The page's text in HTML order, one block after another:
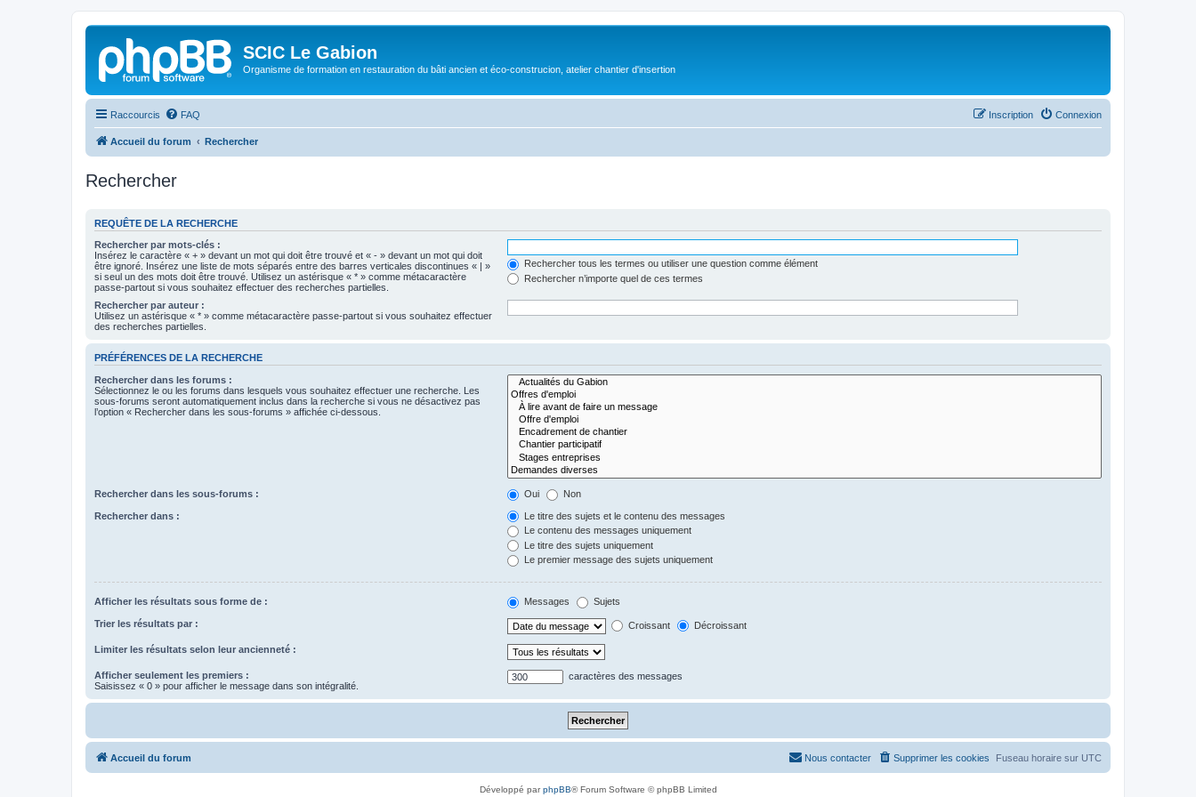
SCIC Le Gabion
Organisme de formation en restauration du bâti ancien et éco-construcion, atelier chantier d'insertion
Raccourcis FAQ Connexion
Inscription
Accueil du forum Rechercher
Rechercher
REQUÊTE DE LA RECHERCHE
Rechercher par mots-clés :
Insérez le caractère « + » devant un mot qui doit être trouvé et « - » devant un mot qui doit
être ignoré. Insérez une liste de mots séparés entre des barres verticales discontinues « | »
si seul un des mots doit être trouvé. Utilisez un astérisque « * » comme métacaractère
passe-partout si vous souhaitez effectuer des recherches partielles.
Rechercher tous les termes ou utiliser une question comme élément
Rechercher n’importe quel de ces termes
Rechercher par auteur :
Utilisez un astérisque « * » comme métacaractère passe-partout si vous souhaitez effectuer
des recherches partielles.
PRÉFÉRENCES DE LA RECHERCHE
Rechercher dans les forums :
Sélectionnez le ou les forums dans lesquels vous souhaitez effectuer une recherche. Les
sous-forums seront automatiquement inclus dans la recherche si vous ne désactivez pas
l’option « Rechercher dans les sous-forums » affichée ci-dessous.
Rechercher dans les sous-forums : Oui Non
Rechercher dans :
Le titre des sujets et le contenu des messages
Le contenu des messages uniquement
Le titre des sujets uniquement
Le premier message des sujets uniquement
Afficher les résultats sous forme de : Messages Sujets
Trier les résultats par : Croissant Décroissant
Limiter les résultats selon leur ancienneté :
Afficher seulement les premiers :
Saisissez « 0 » pour afficher le message dans son intégralité.
caractères des messages
Accueil du forum Fuseau horaire sur UTC
Supprimer les cookies
Nous contacter
Développé parphpBB® Forum Software © phpBB Limited